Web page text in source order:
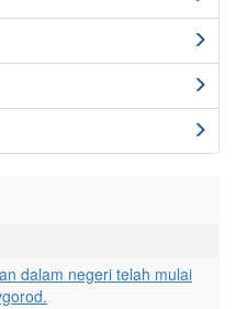
dalam negeri telah mulai